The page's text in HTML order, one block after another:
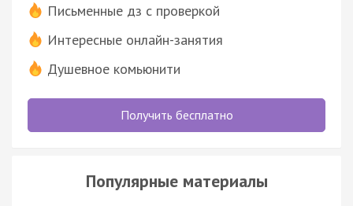
Письменные дз с проверкой
Интересные онлайн-занятия
Душевное комьюнити
Получить бесплатно
Популярные материалы